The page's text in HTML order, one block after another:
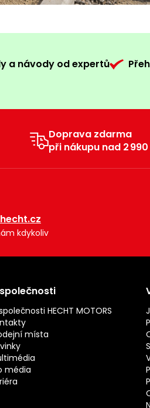
a návody od expertů
Doprava zdarma
při nákupu nad 2
kdykoliv
HECHT MOTORS
místa
média